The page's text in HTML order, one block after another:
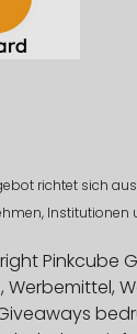
richtet sich
Institutionen
Pinkcube
Werbemittel,